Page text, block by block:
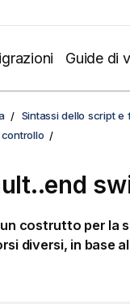
Guide di
Sintassi dello script
costrutto per la
diversi, in base